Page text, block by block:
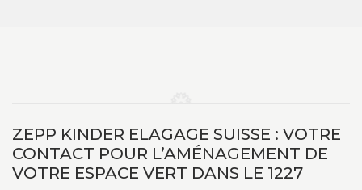
ZEPP KINDER ELAGAGE SUISSE : VOTRE
CONTACT POUR L’AMÉNAGEMENT DE
VOTRE ESPACE VERT DANS LE 1227